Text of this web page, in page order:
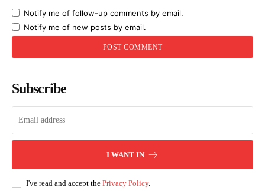
Notify me of follow-up comments by email.
Notify me of new posts by email.
Subscribe
I WANT IN
I've read and accept the Privacy Policy.